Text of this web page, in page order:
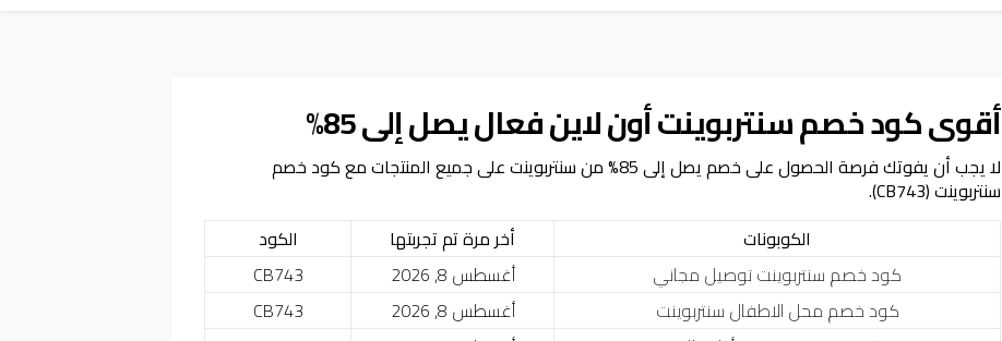
أقوى كود خصم سنتربوينت أون لاين فعال يصل إلى 85%
لا يجب أن يفوتك فرصة الحصول على خصم يصل إلى 85% من سنتربوينت على جميع المنتجات مع كود خصم
سنتربوينت (CB743).
الكوبونات
أخر مرة تم تجربتها
الكود
كود خصم سنتربوينت توصيل مجاني
أغسطس 8, 2026
CB743
كود خصم محل الاطفال سنتربوينت
أغسطس 8, 2026
CB743